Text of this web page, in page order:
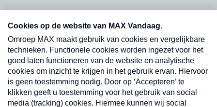
nieuwsbrief. Elke vrijdag- en dinsdagochtend in
uw mailbox.
Verzend